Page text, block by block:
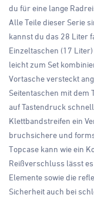
du für eine lange
Alle Teile dieser Serie
kannst du das 28 Liter
Einzeltaschen (17
leicht zum Set
Vortasche versteckt
Seitentaschen mit dem
auf Tastendruck
Klettbandstreifen ein
bruchsichere und
Topcase kann wie ein
Reißverschluss lässt
Elemente sowie die
Sicherheit auch bei